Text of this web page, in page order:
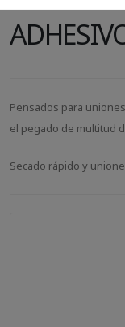
Pensados para
el pegado de multitud
Secado rápido y